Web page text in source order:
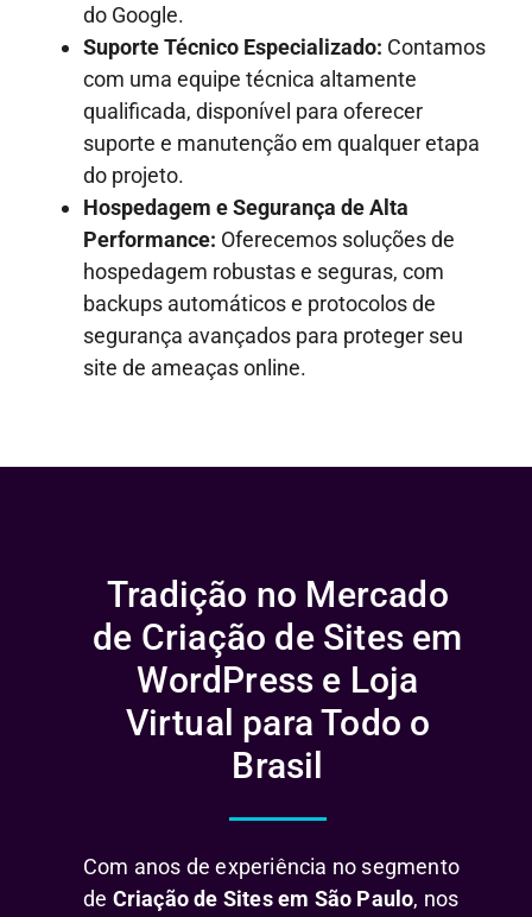
do Google.
Suporte Técnico Especializado: Contamos
com uma equipe técnica altamente
qualificada, disponível para oferecer
suporte e manutenção em qualquer etapa
do projeto.
Hospedagem e Segurança de Alta
Performance: Oferecemos soluções de
hospedagem robustas e seguras, com
backups automáticos e protocolos de
segurança avançados para proteger seu
site de ameaças online.
Tradição no Mercado
de Criação de Sites em
WordPress e Loja
Virtual para Todo o
Brasil
Com anos de experiência no segmento
de Criação de Sites em São Paulo, nos